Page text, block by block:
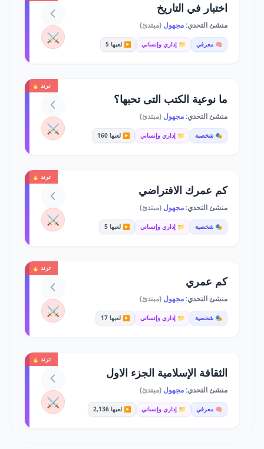
اختبار في التاريخ
منشئ التحدي:مجهول (مبتدئ)
🧠 معرفي 📁 إداري وإنساني ▶️ لعبها 5 ⚔️
ترند 🔥
ما نوعية الكتب التى تحبها؟
منشئ التحدي:مجهول (مبتدئ)
🎭 شخصية 📁 إداري وإنساني ▶️ لعبها 160 ⚔️
ترند 🔥
كم عمرك الافتراضي
منشئ التحدي:مجهول (مبتدئ)
🎭 شخصية 📁 إداري وإنساني ▶️ لعبها 5 ⚔️
ترند 🔥
كم عمري
منشئ التحدي:مجهول (مبتدئ)
🎭 شخصية 📁 إداري وإنساني ▶️ لعبها 17 ⚔️
ترند 🔥
الثقافة الإسلامية الجزء الاول
منشئ التحدي:مجهول (مبتدئ)
🧠 معرفي 📁 إداري وإنساني ▶️ لعبها 2,136 ⚔️